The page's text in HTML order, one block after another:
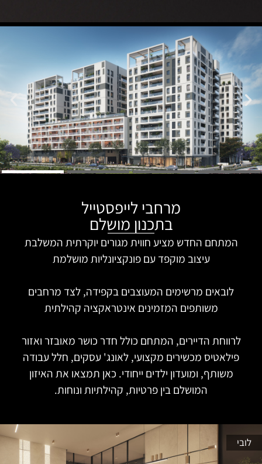
מרחבי לייפסטייל
בתכנון מושלם
המתחם החדש מציע חווית מגורים יוקרתית המשלבת
עיצוב מוקפד עם פונקציונליות מושלמת
לובאים מרשימים המעוצבים בקפידה, לצד מרחבים
משותפים המזמינים אינטראקציה קהילתית
לרווחת הדיירים, המתחם כולל חדר כושר מאובזר ואזור
פילאטיס מכשירים מקצועי, לאונג' עסקים, חלל עבודה
משותף, ומועדון ילדים ייחודי. כאן תמצאו את האיזון
המושלם בין פרטיות, קהילתיות ונוחות.
לובי